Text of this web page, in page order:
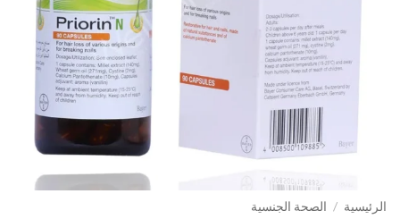
الرئيسية / الصحة الجنسية